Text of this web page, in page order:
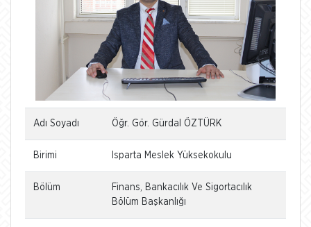
Adı Soyadı Öğr. Gör. Gürdal ÖZTÜRK
Birimi Isparta Meslek Yüksekokulu
Bölüm
Finans, Bankacılık Ve Sigortacılık
Bölüm Başkanlığı